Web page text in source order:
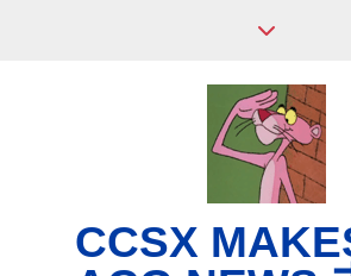
CCSX